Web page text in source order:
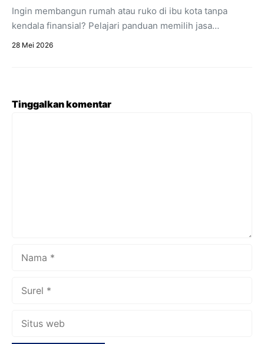
Ingin membangun rumah atau ruko di ibu kota tanpa
kendala finansial? Pelajari panduan memilih jasa
kontraktor Jakarta dengan estimasi RAB transparan dan
28 Mei 2026
Tinggalkan komentar